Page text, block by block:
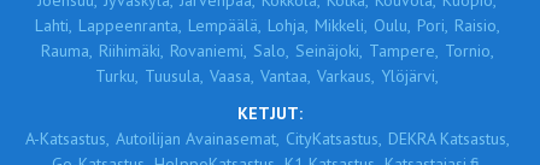
Lahti, Lappeenranta, Lempäälä, Lohja, Mikkeli, Oulu, Pori, Raisio,
Rauma, Riihimäki, Rovaniemi, Salo, Seinäjoki, Tampere, Tornio,
Turku, Tuusula, Vaasa, Vantaa, Varkaus, Ylöjärvi,
KETJUT:
A-Katsastus, Autoilijan Avainasemat, CityKatsastus, DEKRA Katsastus,